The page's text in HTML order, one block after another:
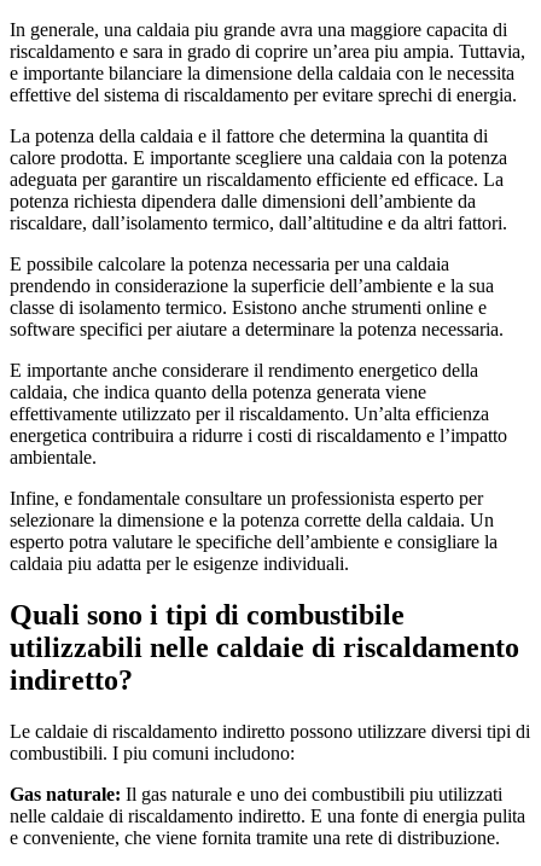
In generale, una caldaia piu grande avra una maggiore capacita di
riscaldamento e sara in grado di coprire un’area piu ampia. Tuttavia,
e importante bilanciare la dimensione della caldaia con le necessita
effettive del sistema di riscaldamento per evitare sprechi di energia.
La potenza della caldaia e il fattore che determina la quantita di
calore prodotta. E importante scegliere una caldaia con la potenza
adeguata per garantire un riscaldamento efficiente ed efficace. La
potenza richiesta dipendera dalle dimensioni dell’ambiente da
riscaldare, dall’isolamento termico, dall’altitudine e da altri fattori.
E possibile calcolare la potenza necessaria per una caldaia
prendendo in considerazione la superficie dell’ambiente e la sua
classe di isolamento termico. Esistono anche strumenti online e
software specifici per aiutare a determinare la potenza necessaria.
E importante anche considerare il rendimento energetico della
caldaia, che indica quanto della potenza generata viene
effettivamente utilizzato per il riscaldamento. Un’alta efficienza
energetica contribuira a ridurre i costi di riscaldamento e l’impatto
ambientale.
Infine, e fondamentale consultare un professionista esperto per
selezionare la dimensione e la potenza corrette della caldaia. Un
esperto potra valutare le specifiche dell’ambiente e consigliare la
caldaia piu adatta per le esigenze individuali.
Quali sono i tipi di combustibile
utilizzabili nelle caldaie di riscaldamento
indiretto?
Le caldaie di riscaldamento indiretto possono utilizzare diversi tipi di
combustibili. I piu comuni includono:
Gas naturale: Il gas naturale e uno dei combustibili piu utilizzati
nelle caldaie di riscaldamento indiretto. E una fonte di energia pulita
e conveniente, che viene fornita tramite una rete di distribuzione.